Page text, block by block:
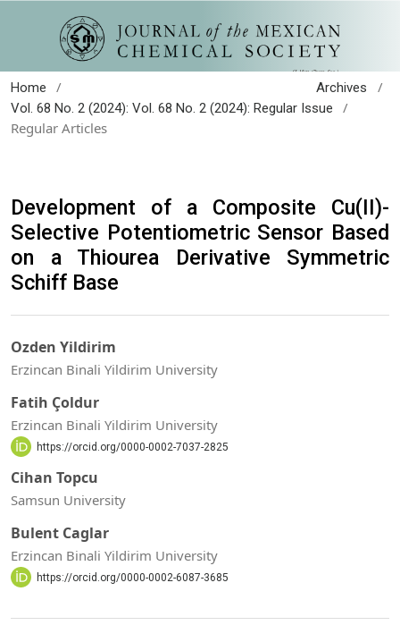
Home / Archives /
Vol. 68 No. 2 (2024): Vol. 68 No. 2 (2024): Regular Issue
/
Regular Articles
Development of a Composite Cu(II)-
Selective Potentiometric Sensor Based
on a Thiourea Derivative Symmetric
Schiff Base
Ozden Yildirim
Erzincan Binali Yildirim University
Fatih Çoldur
Erzincan Binali Yildirim University
https://orcid.org/0000-0002-7037-2825
Cihan Topcu
Samsun University
Bulent Caglar
Erzincan Binali Yildirim University
https://orcid.org/0000-0002-6087-3685